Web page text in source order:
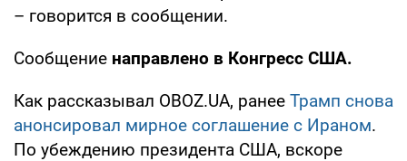
– говорится в сообщении.
Сообщение направлено в Конгресс США.
Как рассказывал OBOZ.UA, ранее Трамп снова
анонсировал мирное соглашение с Ираном.
По убеждению президента США, вскоре